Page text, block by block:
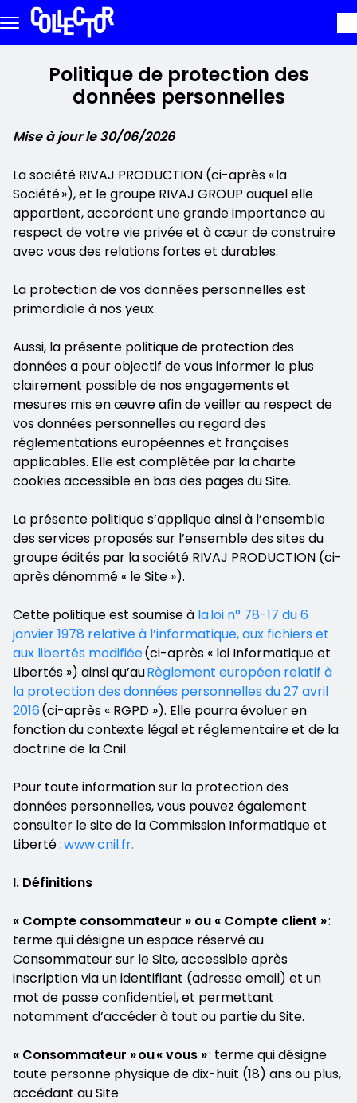
Skip to main content
Politique de protection des
données personnelles
Mise à jour le 30/06/2026
La société RIVAJ PRODUCTION (ci-après « la
Société »), et le groupe RIVAJ GROUP auquel elle
appartient, accordent une grande importance au
respect de votre vie privée et à cœur de construire
avec vous des relations fortes et durables.
La protection de vos données personnelles est
primordiale à nos yeux.
Aussi, la présente politique de protection des
données a pour objectif de vous informer le plus
clairement possible de nos engagements et
mesures mis en œuvre afin de veiller au respect de
vos données personnelles au regard des
réglementations européennes et françaises
applicables. Elle est complétée par la charte
cookies accessible en bas des pages du Site.
La présente politique s’applique ainsi à l’ensemble
des services proposés sur l’ensemble des sites du
groupe édités par la société RIVAJ PRODUCTION (ci-
après dénommé « le Site »).
Cette politique est soumise à la loi n° 78-17 du 6
janvier 1978 relative à l’informatique, aux fichiers et
aux libertés modifiée(ci-après « loi Informatique et
Libertés ») ainsi qu’auRèglement européen relatif à
la protection des données personnelles du 27 avril
2016(ci-après « RGPD »). Elle pourra évoluer en
fonction du contexte légal et réglementaire et de la
doctrine de la Cnil.
Pour toute information sur la protection des
données personnelles, vous pouvez également
consulter le site de la Commission Informatique et
Liberté :www.cnil.fr.
I. Définitions
« Compte consommateur » ou « Compte client »:
terme qui désigne un espace réservé au
Consommateur sur le Site, accessible après
inscription via un identifiant (adresse email) et un
mot de passe confidentiel, et permettant
notamment d’accéder à tout ou partie du Site.
« Consommateur » ou « vous »: terme qui désigne
toute personne physique de dix-huit (18) ans ou plus,
accédant au Site